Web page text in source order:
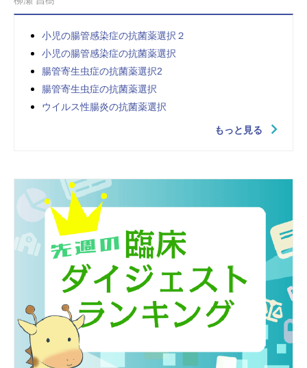
小児の腸管感染症の抗菌薬選択２
小児の腸管感染症の抗菌薬選択
腸管寄生虫症の抗菌薬選択2
腸管寄生虫症の抗菌薬選択
ウイルス性腸炎の抗菌薬選択
もっと見る